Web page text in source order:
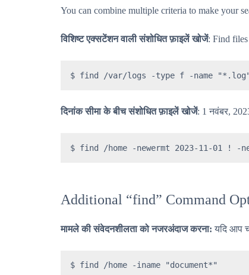
You can combine multiple criteria to make your
विशिष्ट एक्सटेंशन वाली संशोधित फ़ाइलें खोजें: Find
$ find /var/logs -type f -name
दिनांक सीमा के बीच संशोधित फ़ाइलें खोजें: 1 नवंबर,
$ find /home -newermt 2023-11-01 ! -
Additional “find” Command
मामले की संवेदनशीलता को नजरअंदाज करना: यदि आप
$ find /home -iname "document*"